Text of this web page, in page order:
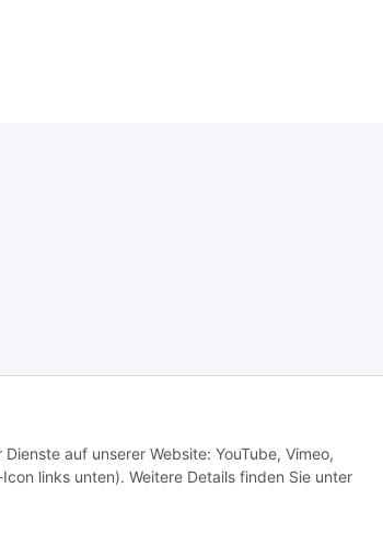
auf unserer Website: YouTube, Vimeo,
links unten). Weitere Details finden Sie unter